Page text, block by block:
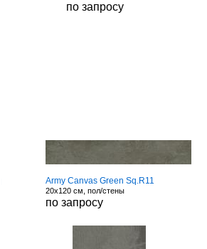
по запросу
Army Canvas Green Sq.R11
20x120 см, пол/стены
по запросу